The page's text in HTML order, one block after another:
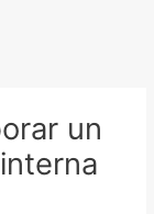
un